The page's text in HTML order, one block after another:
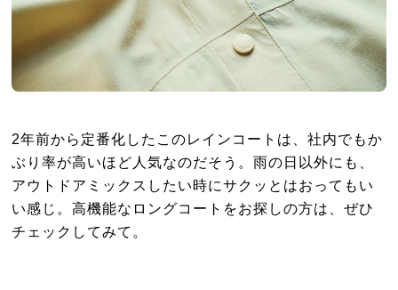
2年前から定番化したこのレインコートは、社内でもか
ぶり率が高いほど人気なのだそう。雨の日以外にも、
アウトドアミックスしたい時にサクッとはおってもい
い感じ。高機能なロングコートをお探しの方は、ぜひ
チェックしてみて。